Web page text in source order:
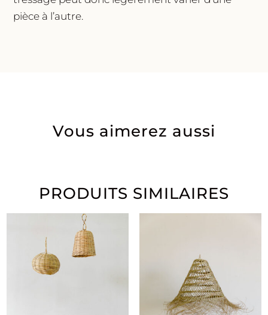
pièce à l’autre.
Vous aimerez aussi
PRODUITS SIMILAIRES